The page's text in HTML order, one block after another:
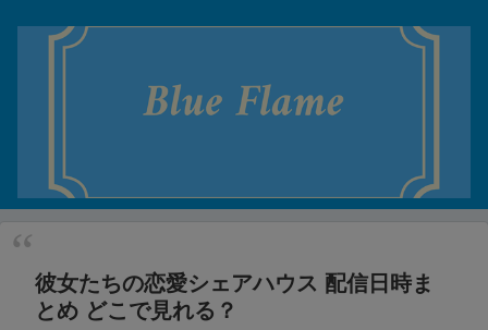
彼女たちの恋愛シェアハウス 配信日時ま
とめ どこで見れる？